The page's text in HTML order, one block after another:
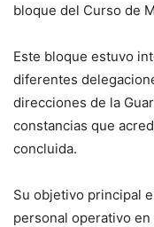
bloque del Curso de
Este bloque estuvo
diferentes
direcciones de la
constancias que
concluida.
Su objetivo principal
personal operativo